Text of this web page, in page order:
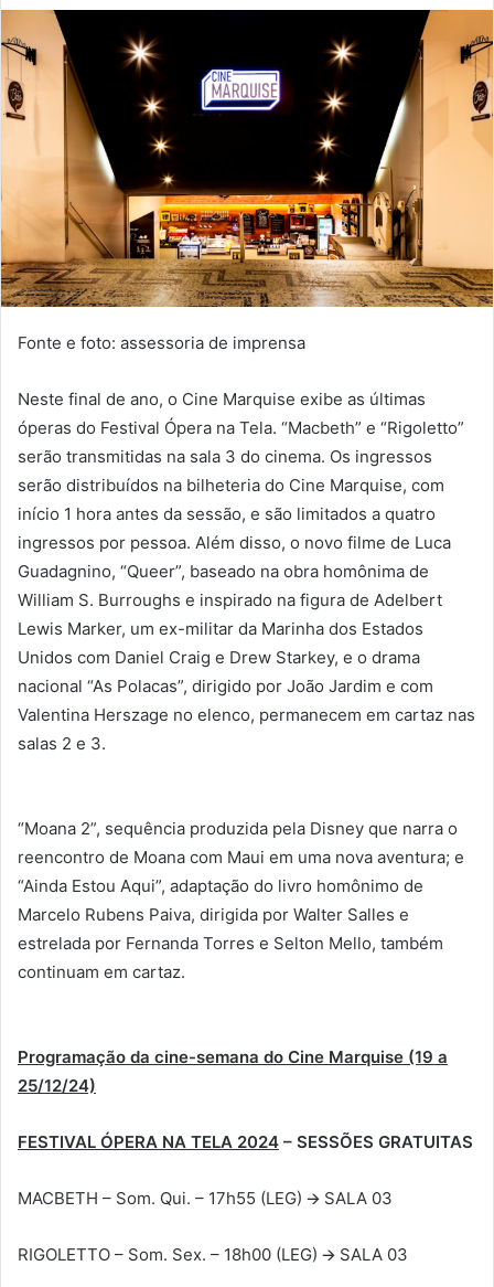
Fonte e foto: assessoria de imprensa
Neste final de ano, o Cine Marquise exibe as últimas
óperas do Festival Ópera na Tela. “Macbeth” e “Rigoletto”
serão transmitidas na sala 3 do cinema. Os ingressos
serão distribuídos na bilheteria do Cine Marquise, com
início 1 hora antes da sessão, e são limitados a quatro
ingressos por pessoa. Além disso, o novo filme de Luca
Guadagnino, “Queer”, baseado na obra homônima de
William S. Burroughs e inspirado na figura de Adelbert
Lewis Marker, um ex-militar da Marinha dos Estados
Unidos com Daniel Craig e Drew Starkey, e o drama
nacional “As Polacas”, dirigido por João Jardim e com
Valentina Herszage no elenco, permanecem em cartaz nas
salas 2 e 3.
“Moana 2”, sequência produzida pela Disney que narra o
reencontro de Moana com Maui em uma nova aventura; e
“Ainda Estou Aqui”, adaptação do livro homônimo de
Marcelo Rubens Paiva, dirigida por Walter Salles e
estrelada por Fernanda Torres e Selton Mello, também
continuam em cartaz.
Programação da cine-semana do Cine Marquise (19 a
25/12/24)
FESTIVAL ÓPERA NA TELA 2024 – SESSÕES GRATUITAS
MACBETH – Som. Qui. – 17h55 (LEG) 🡪 SALA 03
RIGOLETTO – Som. Sex. – 18h00 (LEG) 🡪 SALA 03